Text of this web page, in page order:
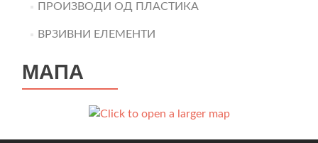
ПРОИЗВОДИ ОД ПЛАСТИКА
ВРЗИВНИ ЕЛЕМЕНТИ
МАПА